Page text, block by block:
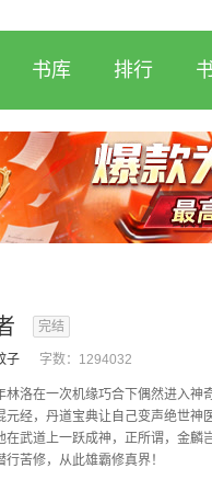
书库 排行
完结
子 字数： 1294032
在一次机缘巧合下偶然进入神
元经，丹道宝典让自己变声绝世神
在武道上一跃成神，正所谓，金麟
行苦修，从此雄霸修真界！